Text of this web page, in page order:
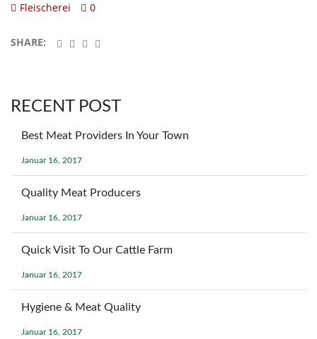
Fleischerei 0
SHARE:
RECENT POST
Best Meat Providers In Your Town
Januar 16, 2017
Quality Meat Producers
Januar 16, 2017
Quick Visit To Our Cattle Farm
Januar 16, 2017
Hygiene & Meat Quality
Januar 16, 2017